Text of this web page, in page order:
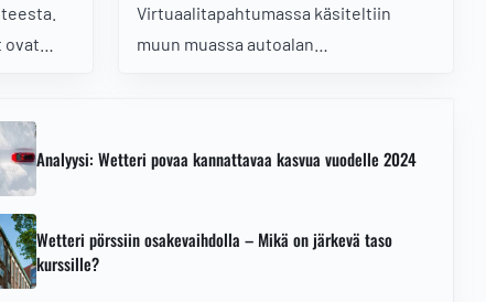
ovat
Virtuaalitapahtumassa käsiteltiin
muun muassa autoalan
kohdat pääomamarkkinapäivästä!
Analyysi: Wetteri povaa kannattavaa kasvua vuodelle 2024
Wetteri pörssiin osakevaihdolla – Mikä on järkevä taso
kurssille?